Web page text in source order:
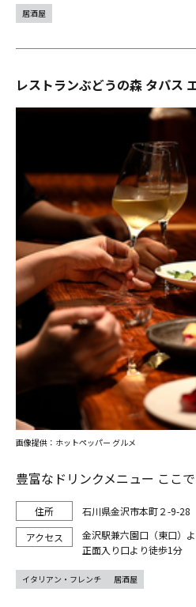
居酒屋
レストランぶどうの森 タパス
豊富なドリンクメニュー ここ
石川県金沢市本町２-9-28
金沢駅兼六園口（東口）
正面入り口より徒歩1分
画像提供：ホットペッパー グルメ
イタリアン・フレンチ 居酒屋